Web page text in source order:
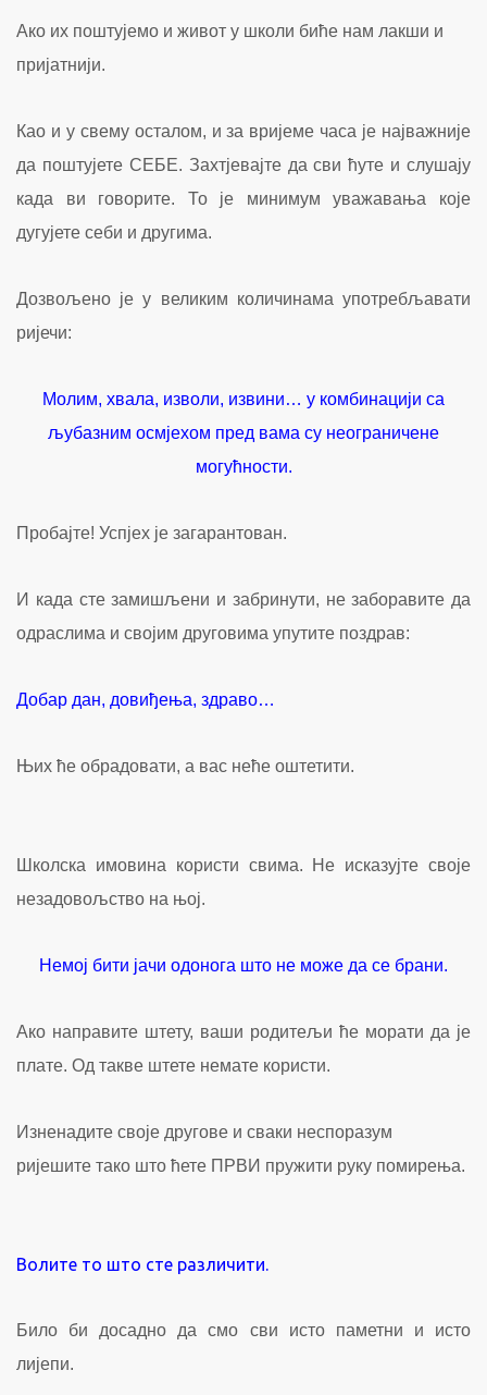
Ако их поштујемо и живот у школи биће нам лакши и
пријатнији.
Као и у свему осталом, и за вријеме часа је најважније
да поштујете СЕБЕ. Захтјевајте да сви ћуте и слушају
када ви говорите. То је минимум уважавања које
дугујете себи и другима.
Дозвољено је у великим количинама употребљавати
ријечи:
Молим, хвала, изволи, извини… у комбинацији са
љубазним осмјехом пред вама су неограничене
могућности.
Пробајте! Успјех је загарантован.
И када сте замишљени и забринути, не заборавите да
одраслима и својим друговима упутите поздрав:
Добар дан, довиђења, здраво…
Њих ће обрадовати, а вас неће оштетити.
Школска имовина користи свима. Не исказујте своје
незадовољство на њој.
Немој бити јачи одонога што не може да се брани.
Ако направите штету, ваши родитељи ће морати да је
плате. Од такве штете немате користи.
Изненадите своје другове и сваки неспоразум
ријешите тако што ћете ПРВИ пружити руку помирења.
Волите то што сте различити.
Било би досадно да смо сви исто паметни и исто
лијепи.